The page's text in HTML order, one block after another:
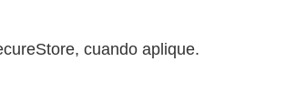
cuando aplique.